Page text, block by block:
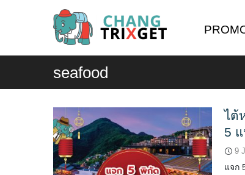
seafood
ไต้
5
9
แจก